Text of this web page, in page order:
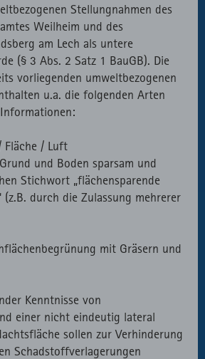
Stellungnahmen des
Weilheim und des
am Lech als untere
(§ 3 Abs. 2 Satz 1 BauGB). Die
vorliegenden umweltbezogenen
u.a. die folgenden Arten
Fläche / Luft
und Boden sparsam und
Stichwort „flächensparende
durch die Zulassung mehrerer
mit Gräsern und
Kenntnisse von
einer nicht eindeutig lateral
sollen zur Verhinderung
Schadstoffverlagerungen